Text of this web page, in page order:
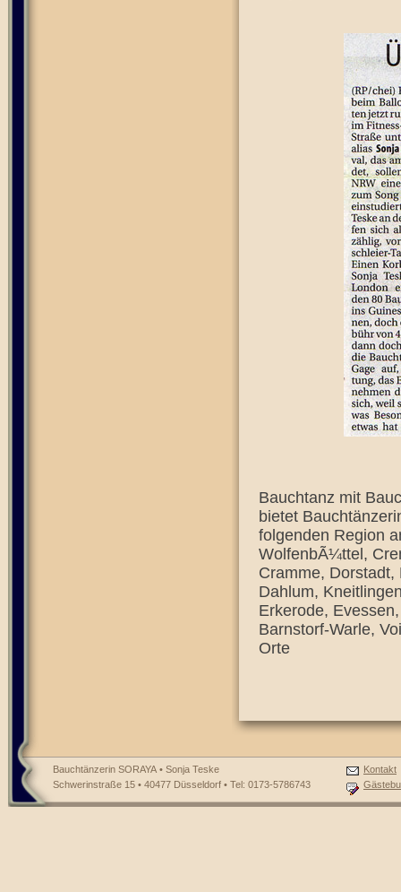
Bauchtanz mit
bietet
folgenden Region
WolfenbÃ¼ttel,
Cramme,
Dahlum,
Erkerode,
Barnstorf-Warle,
Orte
Bauchtänzerin SORAYA • Sonja Teske
Schwerinstraße 15 • 40477 Düsseldorf • Tel: 0173-5786743
Kontakt